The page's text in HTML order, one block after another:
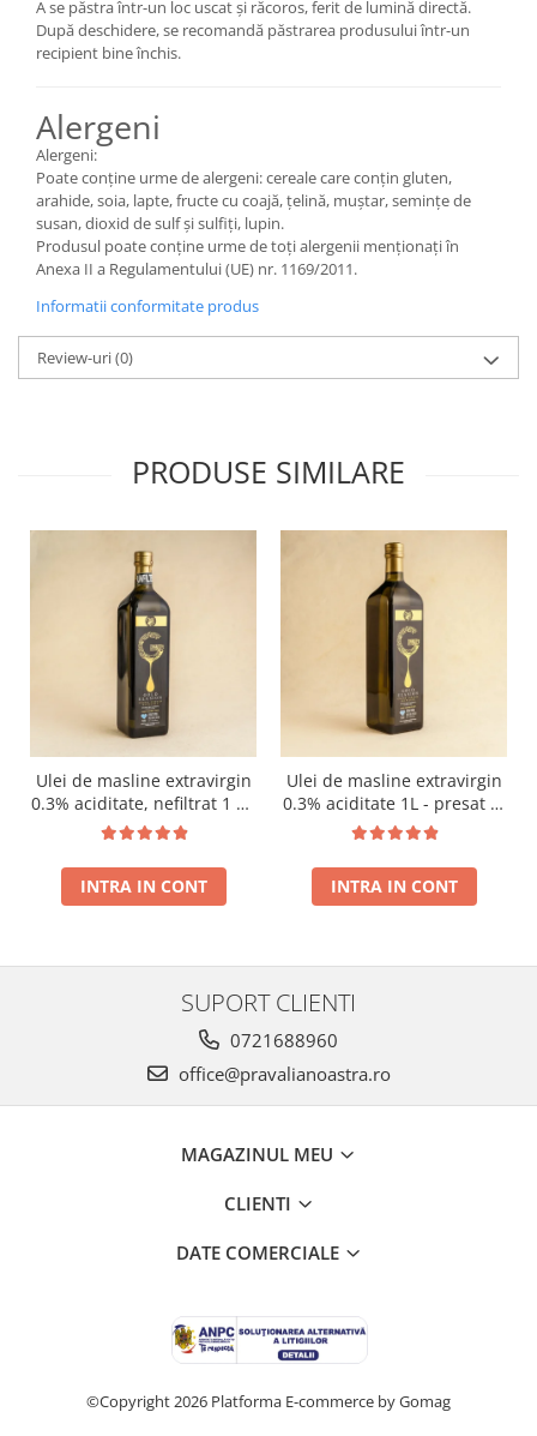
A se păstra într-un loc uscat și răcoros, ferit de lumină directă.
După deschidere, se recomandă păstrarea produsului într-un
recipient bine închis.
Alergeni
Alergeni:
Poate conține urme de alergeni: cereale care conțin gluten,
arahide, soia, lapte, fructe cu coajă, țelină, muștar, semințe de
susan, dioxid de sulf și sulfiți, lupin.
Produsul poate conține urme de toți alergenii menționați în
Anexa II a Regulamentului (UE) nr. 1169/2011.
Informatii conformitate produs
Review-uri(0)
PRODUSE SIMILARE
Ulei de masline extravirgin
0.3% aciditate, nefiltrat 1 L -
presat la rece RECOLTA
INTRA IN CONT
Ulei de masline extravirgin
0.3% aciditate 1L - presat la
rece RECOLTA NOUA
INTRA IN CONT
SUPORT CLIENTI
0721688960
office@pravalianoastra.ro
MAGAZINUL MEU
CLIENTI
DATE COMERCIALE
©Copyright 2026 Platforma E-commerce by Gomag